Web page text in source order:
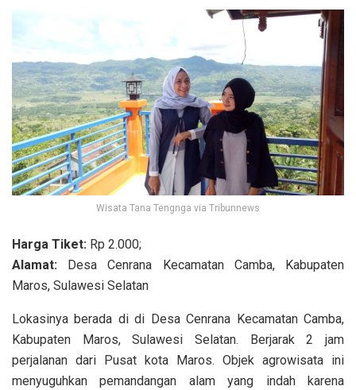
Wisata Tana Tengnga via Tribunnews
Harga Tiket: Rp 2.000;
Alamat: Desa Cenrana Kecamatan Camba, Kabupaten
Maros, Sulawesi Selatan
Lokasinya berada di di Desa Cenrana Kecamatan Camba,
Kabupaten Maros, Sulawesi Selatan. Berjarak 2 jam
perjalanan dari Pusat kota Maros. Objek agrowisata ini
menyuguhkan pemandangan alam yang indah karena